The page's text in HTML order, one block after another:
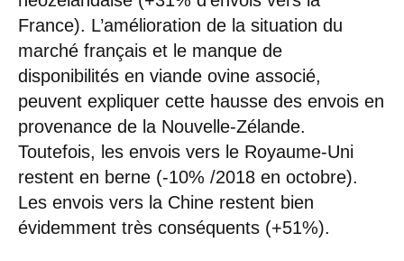
France). L’amélioration de la situation du
marché français et le manque de
disponibilités en viande ovine associé,
peuvent expliquer cette hausse des envois en
provenance de la Nouvelle-Zélande.
Toutefois, les envois vers le Royaume-Uni
restent en berne (-10% /2018 en octobre).
Les envois vers la Chine restent bien
évidemment très conséquents (+51%).